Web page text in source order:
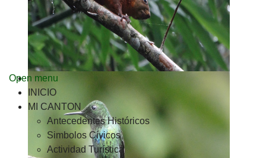
Open menu
INICIO
MI CANTON
Antecedentes Históricos
Simbolos Cívicos
Actividad Turística